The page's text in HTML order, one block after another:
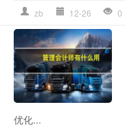
zb 12-26 0
优化...